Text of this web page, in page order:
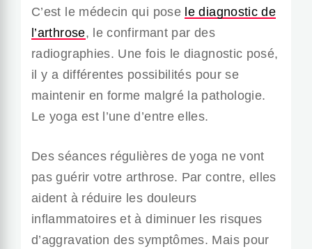
C’est le médecin qui pose le diagnostic de
l’arthrose, le confirmant par des
radiographies. Une fois le diagnostic posé,
il y a différentes possibilités pour se
maintenir en forme malgré la pathologie.
Le yoga est l’une d’entre elles.
Des séances régulières de yoga ne vont
pas guérir votre arthrose. Par contre, elles
aident à réduire les douleurs
inflammatoires et à diminuer les risques
d’aggravation des symptômes. Mais pour